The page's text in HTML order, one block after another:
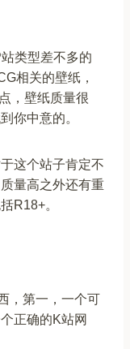
类型差不多的
相关的壁纸，
，壁纸质量很
你中意的。
这个站子肯定不
量高之外还有重
R18+。
，第一，一个可
正确的K站网